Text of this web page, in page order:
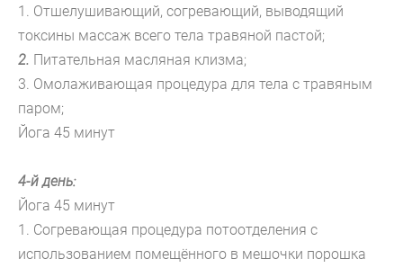
1. Отшелушивающий, согревающий, выводящий
токсины массаж всего тела травяной пастой;
2. Питательная масляная клизма;
3. Омолаживающая процедура для тела с травяным
паром;
Йога 45 минут
4-й день:
Йога 45 минут
1. Согревающая процедура потоотделения с
использованием помещённого в мешочки порошка